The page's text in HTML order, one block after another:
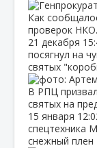
Как
проверок
21 декабря
посягнул на
святых
В РПЦ
святых на
15 января
спецтехника
снежный